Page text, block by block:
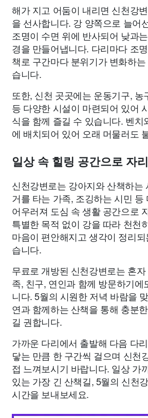
해가 지고 어둠이 내리면 신천강
을 선사합니다. 강 양쪽으로 늘어
조명이 수면 위에 반사되어 낮과
경을 만들어냅니다. 다리마다 조
책로 구간마다 분위기가 변화하
습니다.
또한, 신천 곳곳에는 운동기구, 농
등 다양한 시설이 마련되어 있어
식을 함께 즐길 수 있습니다. 벤치
에 배치되어 있어 오래 머물러도
일상 속 힐링 공간으로 자
신천강변로는 강아지와 산책하는
거를 타는 가족, 조깅하는 시민 등
어우러져 도심 속 생활 공간으로
특별한 목적 없이 강을 따라 천천
마음이 편안해지고 생각이 정리
습니다.
무료로 개방된 신천강변로는 혼
족, 친구, 연인과 함께 방문하기에
니다. 5월의 시원한 저녁 바람을
연과 함께하는 산책을 통해 충분
길 권합니다.
가까운 다리에서 출발해 다음 다
닿는 만큼 한 구간씩 걸으며 신천
접 느껴보시기 바랍니다. 일상 가
있는 가장 긴 산책길, 5월의 신천
시간을 보내보세요.